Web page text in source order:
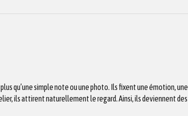
qu’une simple note ou une photo. Ils fixent une émotion, une
ils attirent naturellement le regard. Ainsi, ils deviennent des